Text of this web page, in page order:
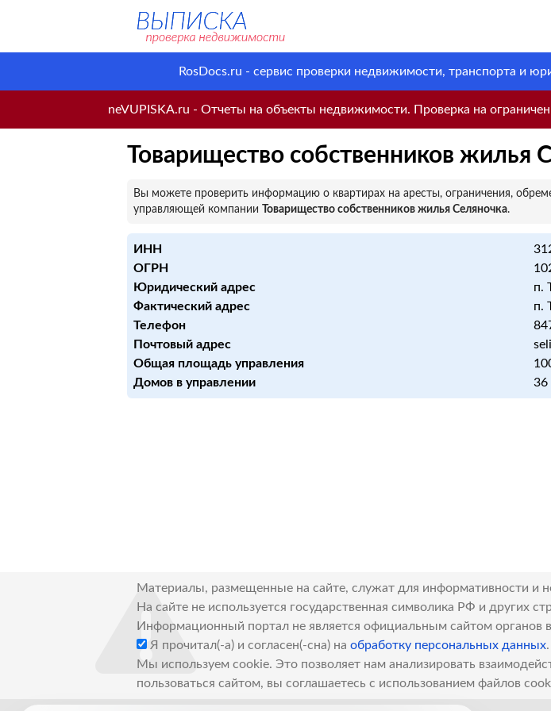
RosDocs.ru - сервис проверки недвижимости, транспорта и
neVUPISKA.ru - Отчеты на объекты недвижимости. Проверка на
Товарищество собственников жилья
Вы можете проверить информацию о квартирах на аресты, ограничения,
управляющей компании
Товарищество собственников жилья Селяночка.
ИНН
ОГРН
Юридический адрес
п.
Фактический адрес
п.
Телефон
Почтовый адрес
Общая площадь управления
Домов в управлении
36
Материалы, размещенные на сайте, служат для информативности и
На сайте не используется государственная символика РФ и других
Информационный портал не является официальным сайтом органов
Я прочитал(-а) и согласен(-сна) на обработку персональных данных.
Мы используем cookie. Это позволяет нам анализировать
пользоваться сайтом, вы соглашаетесь с использованием файлов